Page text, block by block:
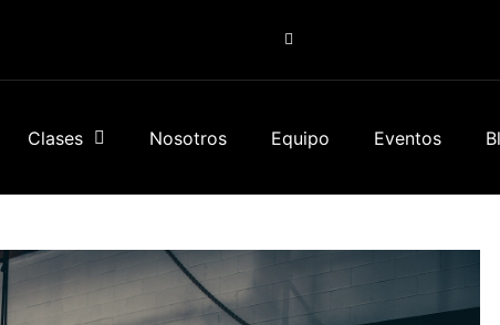
Clases Nosotros Equipo Eventos